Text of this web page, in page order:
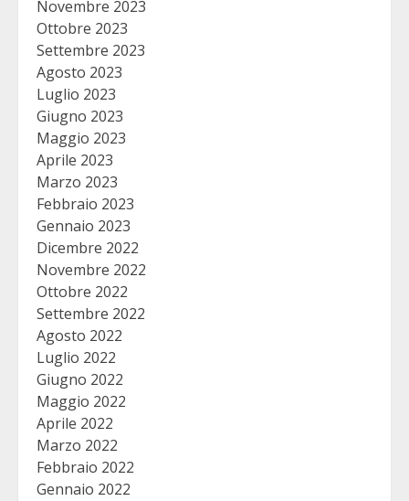
Novembre 2023
Ottobre 2023
Settembre 2023
Agosto 2023
Luglio 2023
Giugno 2023
Maggio 2023
Aprile 2023
Marzo 2023
Febbraio 2023
Gennaio 2023
Dicembre 2022
Novembre 2022
Ottobre 2022
Settembre 2022
Agosto 2022
Luglio 2022
Giugno 2022
Maggio 2022
Aprile 2022
Marzo 2022
Febbraio 2022
Gennaio 2022